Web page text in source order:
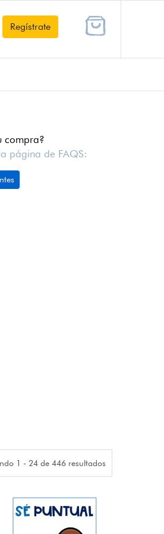
Regístrate
compra?
página de FAQS:
1 - 24 de 446 resultados